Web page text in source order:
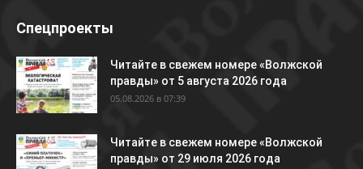
Спецпроекты
Читайте в свежем номере «Волжской
правды» от 5 августа 2026 года
05.08.2026 в 07:39
Читайте в свежем номере «Волжской
правды» от 29 июля 2026 года